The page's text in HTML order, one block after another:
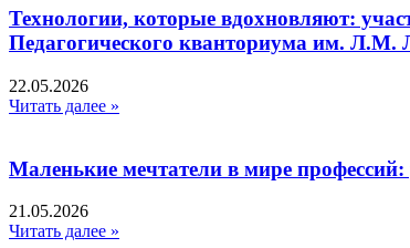
Технологии, которые вдохновляют:
Педагогического кванториума им.
22.05.2026
Читать далее »
Маленькие мечтатели в мире
21.05.2026
Читать далее »